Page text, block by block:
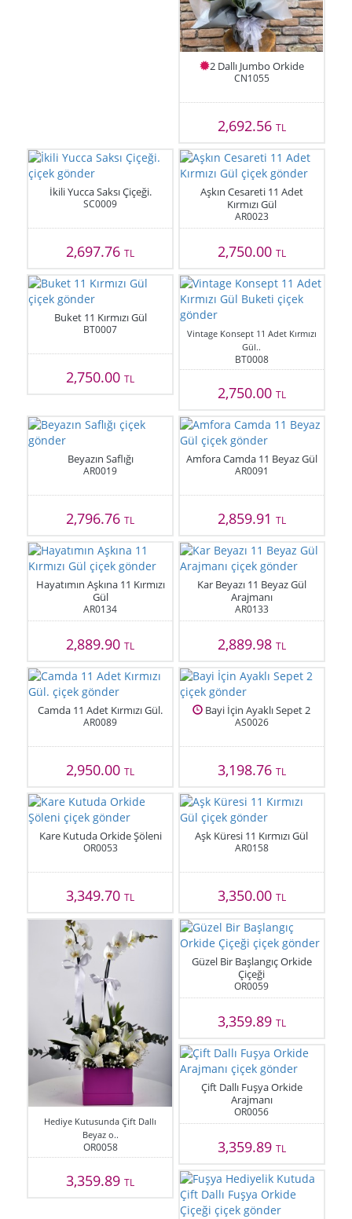
2 Dallı Jumbo Orkide
CN1055
2,692.56 TL
İkili Yucca Saksı Çiçeği.
SC0009
2,697.76TL
Aşkın Cesareti 11 Adet
Kırmızı Gül
AR0023
2,750.00 TL
Buket 11 Kırmızı Gül
BT0007
2,750.00TL
Vintage Konsept 11 Adet Kırmızı
Gül..
BT0008
2,750.00 TL
Beyazın Saflığı
AR0019
2,796.76TL
Amfora Camda 11 Beyaz Gül
AR0091
2,859.91 TL
Hayatımın Aşkına 11 Kırmızı
Gül
AR0134
2,889.90TL
Kar Beyazı 11 Beyaz Gül
Arajmanı
AR0133
2,889.98 TL
Camda 11 Adet Kırmızı Gül.
AR0089
2,950.00TL
Bayi İçin Ayaklı Sepet 2
AS0026
3,198.76 TL
Kare Kutuda Orkide Şöleni
OR0053
3,349.70TL
Aşk Küresi 11 Kırmızı Gül
AR0158
3,350.00 TL
Hediye Kutusunda Çift Dallı
Beyaz o..
OR0058
3,359.89TL
Güzel Bir Başlangıç Orkide
Çiçeği
OR0059
3,359.89 TL
Çift Dallı Fuşya Orkide
Arajmanı
OR0056
3,359.89 TL